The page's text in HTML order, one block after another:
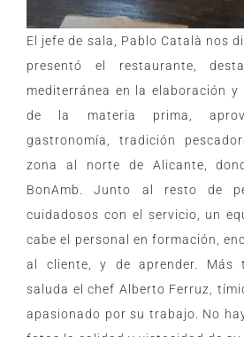
El jefe de sala, Pablo Català nos
presentó el restaurante,
mediterránea en la elaboración
de la materia prima,
gastronomía, tradición
zona al norte de Alicante,
BonAmb. Junto al resto de
cuidadosos con el servicio, un
cabe el personal en formación,
al cliente, y de aprender. Más
saluda el chef Alberto Ferruz,
apasionado por su trabajo. No